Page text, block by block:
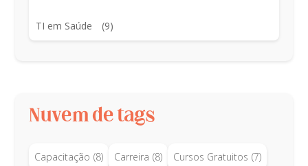
TI em Saúde (9)
Nuvem de tags
Capacitação (8) Carreira (8) Cursos Gratuitos (7)